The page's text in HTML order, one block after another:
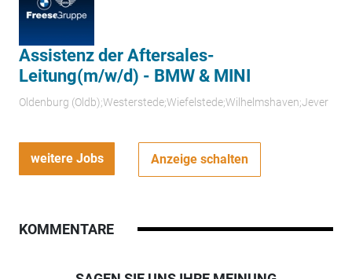
Assistenz der Aftersales-
Leitung(m/w/d) - BMW & MINI
Oldenburg (Oldb);Westerstede;Wiefelstede;Wilhelmshaven;Jever
weitere Jobs Anzeige schalten
KOMMENTARE